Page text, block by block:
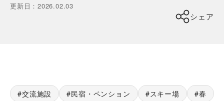
更新日 ：2026.02.03
シェア
交流施設 民宿・ペンション スキー場
春